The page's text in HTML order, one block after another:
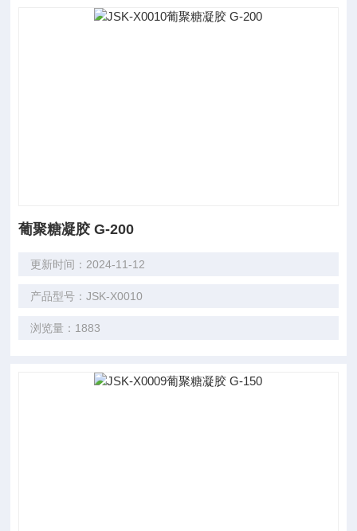
葡聚糖凝胶 G-200
更新时间：2024-11-12
产品型号：JSK-X0010
浏览量：1883